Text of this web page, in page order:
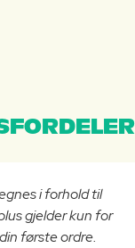
i forhold til
gjelder kun for
første ordre.